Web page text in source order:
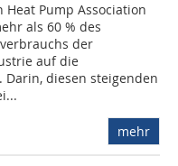
Heat Pump Association
als 60 % des
der
auf die
Darin, diesen steigenden
mehr